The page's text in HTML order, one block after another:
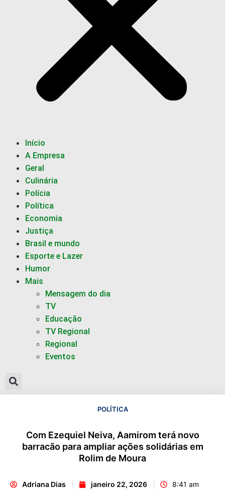
Início
A Empresa
Geral
Culinária
Polícia
Política
Economia
Justiça
Brasil e mundo
Esporte e Lazer
Humor
Mais
Mensagem do dia
TV
Educação
TV Regional
Regional
Eventos
POLÍTICA
Com Ezequiel Neiva, Aamirom terá novo
barracão para ampliar ações solidárias em
Rolim de Moura
Adriana Dias janeiro 22, 2026 8:41 am